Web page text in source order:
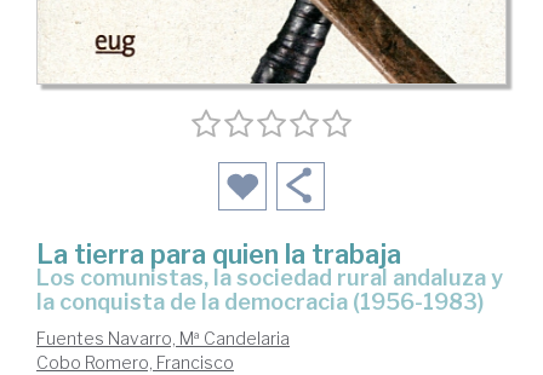
La tierra para quien la trabaja
los comunistas, la sociedad rural andaluza y
la conquista de la democracia (1956-1983)
Fuentes Navarro, Mª Candelaria
Cobo Romero, Francisco